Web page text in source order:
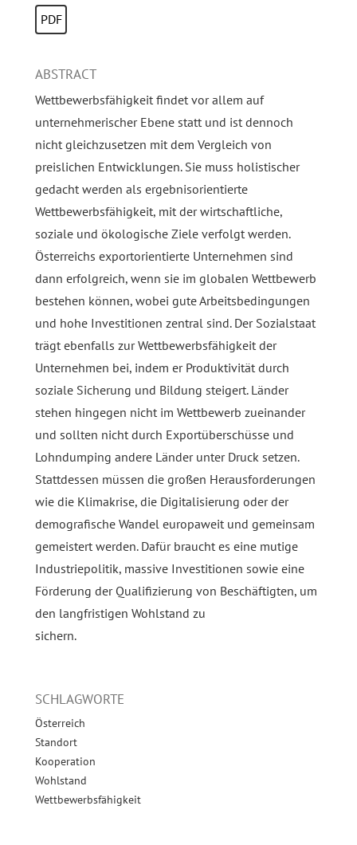
PDF
SCHLAGWORTE
Österreich
Standort
Kooperation
Wohlstand
Wettbewerbsfähigkeit
ABSTRACT
Wettbewerbsfähigkeit findet vor allem auf
unternehmerischer Ebene statt und ist dennoch
nicht gleichzusetzen mit dem Vergleich von
preislichen Entwicklungen. Sie muss holistischer
gedacht werden als ergebnisorientierte
Wettbewerbsfähigkeit, mit der wirtschaftliche,
soziale und ökologische Ziele verfolgt werden.
Österreichs exportorientierte Unternehmen sind
dann erfolgreich, wenn sie im globalen Wettbewerb
bestehen können, wobei gute Arbeitsbedingungen
und hohe Investitionen zentral sind. Der Sozialstaat
trägt ebenfalls zur Wettbewerbsfähigkeit der
Unternehmen bei, indem er Produktivität durch
soziale Sicherung und Bildung steigert. Länder
stehen hingegen nicht im Wettbewerb zueinander
und sollten nicht durch Exportüberschüsse und
Lohndumping andere Länder unter Druck setzen.
Stattdessen müssen die großen Herausforderungen
wie die Klimakrise, die Digitalisierung oder der
demografische Wandel europaweit und gemeinsam
gemeistert werden. Dafür braucht es eine mutige
Industriepolitik, massive Investitionen sowie eine
Förderung der Qualifizierung von Beschäftigten, um
den langfristigen Wohlstand zu
sichern.